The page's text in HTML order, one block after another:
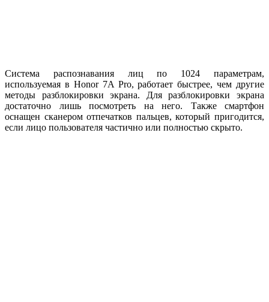
Система распознавания лиц по 1024 параметрам,
используемая в Honor 7A Pro, работает быстрее, чем другие
методы разблокировки экрана. Для разблокировки экрана
достаточно лишь посмотреть на него. Также смартфон
оснащен сканером отпечатков пальцев, который пригодится,
если лицо пользователя частично или полностью скрыто.